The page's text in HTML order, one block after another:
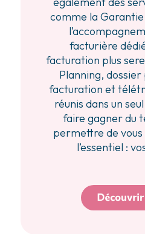
comme la
facturière
facturation plus
Planning,
facturation et
réunis dans un
faire gagner du
permettre de
l’essentiel :